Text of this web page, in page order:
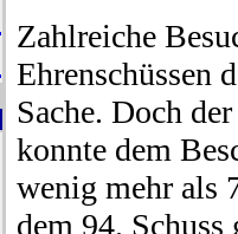
Zahlreiche
Ehrenschüssen
Sache. Doch
konnte dem
wenig mehr als
dem 94. Schuss